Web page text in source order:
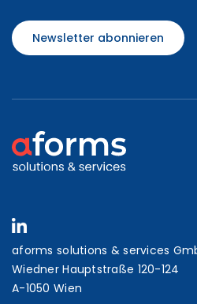
Newsletter abonnieren
aforms solutions & services
Wiedner Hauptstraße 120-124
A-1050 Wien